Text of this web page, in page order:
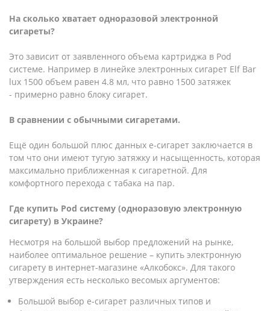
На сколько хватает одноразовой электронной
сигареты?
Это зависит от заявленного объема картриджа в Pod
системе. Например в линейке электронных сигарет Elf Bar
lux 1500 объем равен 4.8 мл, что равно 1500 затяжек
- примерно равно блоку сигарет.
В сравнении с обычными сигаретами.
Ещё один большой плюс данных е-сигарет заключается в
том что они имеют тугую затяжку и насыщенность, которая
максимально приближенная к сигаретной. Для
комфортного перехода с табака на пар.
Где купить Pod систему (одноразовую электронную
сигарету) в Украине?
Несмотря на большой выбор предложений на рынке,
наиболее оптимальное решение – купить электронную
сигарету в интернет-магазине «Алкобокс». Для такого
утверждения есть несколько весомых аргументов:
Большой выбор е-сигарет различных типов и